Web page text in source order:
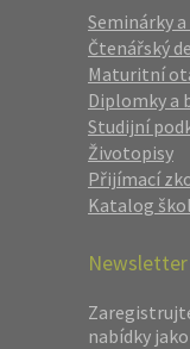
Seminárky
Čtenářský
Maturitní
Diplomky a
Studijní
Životopisy
Přijímací
Katalog škol
Newsletter
nabídky